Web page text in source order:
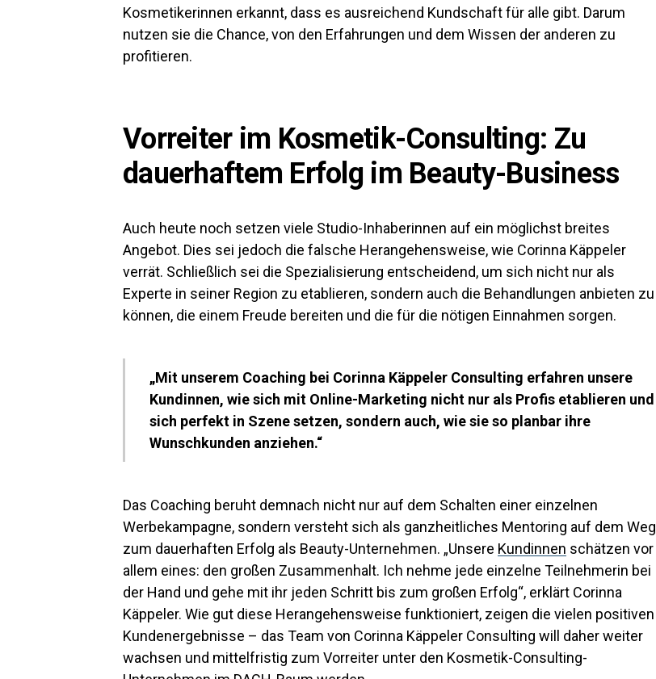
Kosmetikerinnen erkannt, dass es ausreichend Kundschaft für alle gibt. Darum
nutzen sie die Chance, von den Erfahrungen und dem Wissen der anderen zu
profitieren.
Vorreiter im Kosmetik-Consulting: Zu
dauerhaftem Erfolg im Beauty-Business
Auch heute noch setzen viele Studio-Inhaberinnen auf ein möglichst breites
Angebot. Dies sei jedoch die falsche Herangehensweise, wie Corinna Käppeler
verrät. Schließlich sei die Spezialisierung entscheidend, um sich nicht nur als
Experte in seiner Region zu etablieren, sondern auch die Behandlungen anbieten zu
können, die einem Freude bereiten und die für die nötigen Einnahmen sorgen.
„Mit unserem Coaching bei Corinna Käppeler Consulting erfahren unsere
Kundinnen, wie sich mit Online-Marketing nicht nur als Profis etablieren und
sich perfekt in Szene setzen, sondern auch, wie sie so planbar ihre
Wunschkunden anziehen.“
Das Coaching beruht demnach nicht nur auf dem Schalten einer einzelnen
Werbekampagne, sondern versteht sich als ganzheitliches Mentoring auf dem Weg
zum dauerhaften Erfolg als Beauty-Unternehmen. „Unsere Kundinnen schätzen vor
allem eines: den großen Zusammenhalt. Ich nehme jede einzelne Teilnehmerin bei
der Hand und gehe mit ihr jeden Schritt bis zum großen Erfolg“, erklärt Corinna
Käppeler. Wie gut diese Herangehensweise funktioniert, zeigen die vielen positiven
Kundenergebnisse – das Team von Corinna Käppeler Consulting will daher weiter
wachsen und mittelfristig zum Vorreiter unter den Kosmetik-Consulting-